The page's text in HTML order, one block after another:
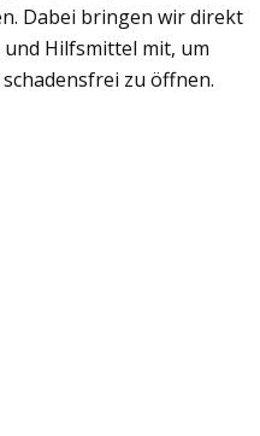
Dabei bringen wir direkt
Hilfsmittel mit, um
zu öffnen.